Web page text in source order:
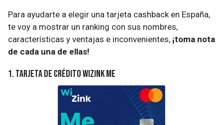
Para ayudarte a elegir una tarjeta cashback en España,
te voy a mostrar un ranking con sus nombres,
características y ventajas e inconvenientes, ¡toma nota
de cada una de ellas!
1. Tarjeta de crédito Wizink Me